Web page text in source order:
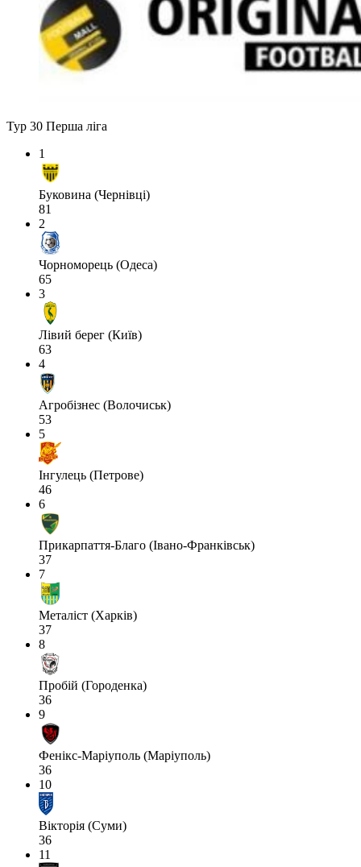
Тур 30 Перша ліга
1
Буковина (Чернівці)
81
2
Чорноморець (Одеса)
65
3
Лівий берег (Київ)
63
4
Агробізнес (Волочиськ)
53
5
Інгулець (Петрове)
46
6
Прикарпаття-Благо (Івано-Франківськ)
37
7
Металіст (Харків)
37
8
Пробій (Городенка)
36
9
Фенікс-Маріуполь (Маріуполь)
36
10
Вікторія (Суми)
36
11